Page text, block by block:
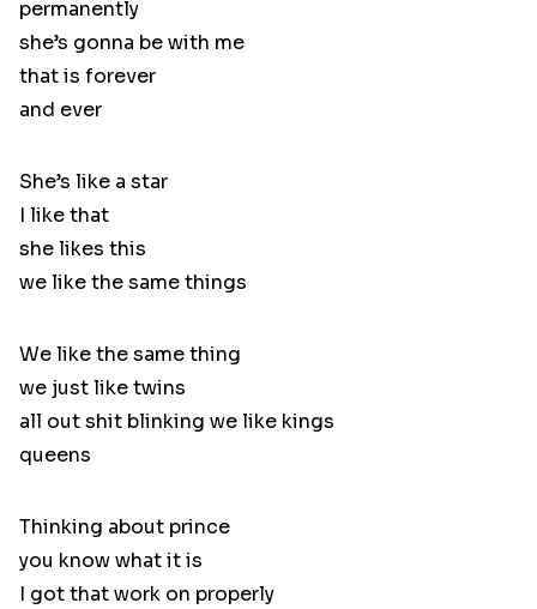
permanently
she’s gonna be with me
that is forever
and ever
She’s like a star
I like that
she likes this
we like the same things
We like the same thing
we just like twins
all out shit blinking we like kings
queens
Thinking about prince
you know what it is
I got that work on properly